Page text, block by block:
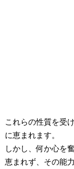
これらの性質を受
に恵まれます。
しかし、何か心を
恵まれず、その能